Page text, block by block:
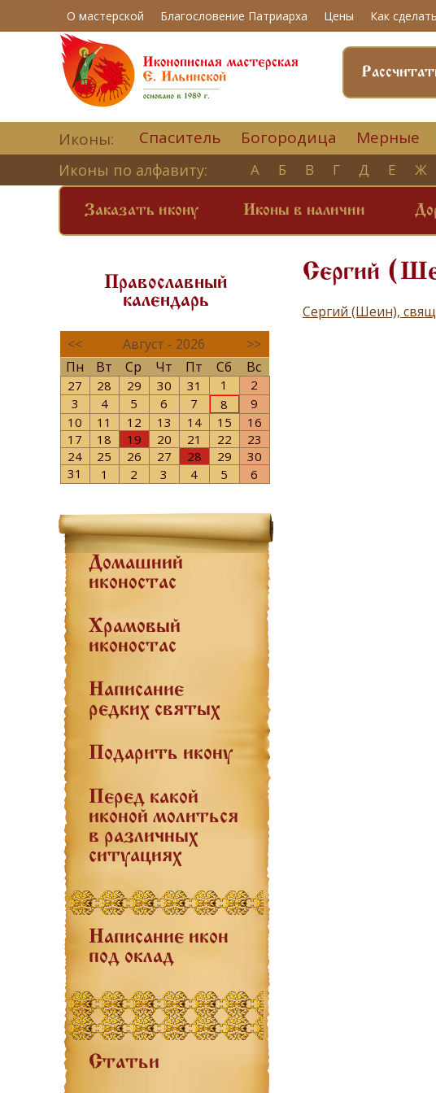
О мастерской Благословение Патриарха Цены Как
Иконы: Спаситель Богородица Мерные
Иконы по алфавиту: А Б В Г Д Е Ж
Заказать икону Иконы в наличии
Православный
календарь
<< Август - 2026
>>
Пн
Вт Ср Чт Пт Сб Вс
27 28 29 30 31 1
2
3
4 5 6 7 8
9
10
11 12 13 14 15
16
17
18 19 20 21 22
23
24
25 26 27 28 29
30
31
1 2 3 4 5 6
Домашний
иконостас
Храмовый
иконостас
Написание
редких святых
Подарить икону
Перед какой
иконой молиться
в различных
ситуациях
Написание икон
под оклад
Статьи
Сергий
Сергий (Шеин),